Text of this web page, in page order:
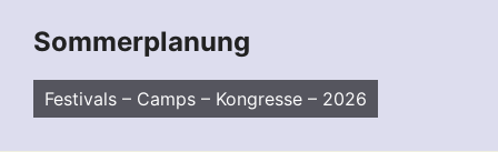
Sommerplanung
Festivals – Camps – Kongresse – 2026